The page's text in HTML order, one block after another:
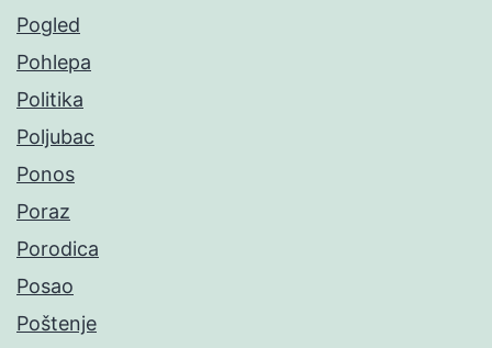
Pogled
Pohlepa
Politika
Poljubac
Ponos
Poraz
Porodica
Posao
Poštenje